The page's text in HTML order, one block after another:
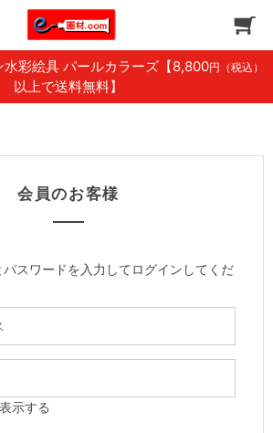
彩絵具 パールカラーズ 【8,800円（税込）
以上で送料無料】
会員のお客様
パスワードを入力してログインしてくだ
示する